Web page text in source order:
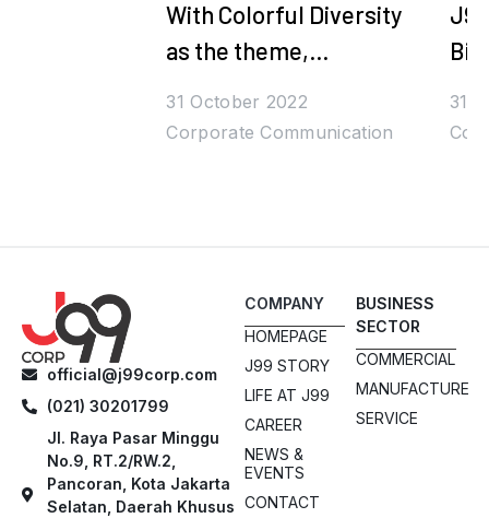
With Colorful Diversity
as the theme,
Bihalal is Packed with
31 October 2022
Corporate Communication
31
official@j99corp.com
(021) 30201799
Jl. Raya Pasar Minggu
No.9, RT.2/RW.2,
Pancoran, Kota Jakarta
Selatan, Daerah Khusus
COMPANY
HOMEPAGE
J99 STORY
LIFE AT J99
CAREER
NEWS &
EVENTS
CONTACT
BUSINESS
SECTOR
COMMERCIAL
MANUFACTURE
SERVICE